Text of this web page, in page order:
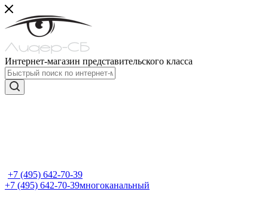
Интернет-магазин представительского класса
+7 (495) 642-70-39
+7 (495) 642-70-39многоканальный